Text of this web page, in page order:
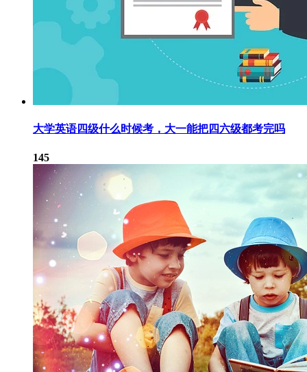
大学英语四级什么时候考，大一能把四六级都考完吗
145